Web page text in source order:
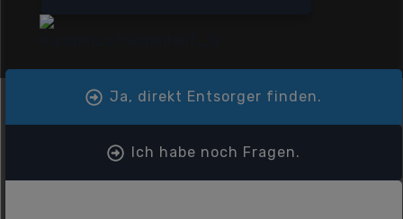
Ja, direkt Entsorger finden.
Ich habe noch Fragen.